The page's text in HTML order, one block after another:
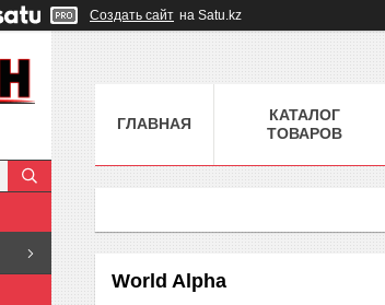
Создать сайт на Satu.kz
ГЛАВНАЯ
КАТАЛОГ
ТОВАРОВ
World Alpha